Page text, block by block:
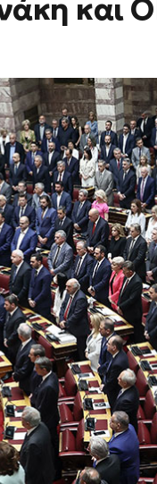
και